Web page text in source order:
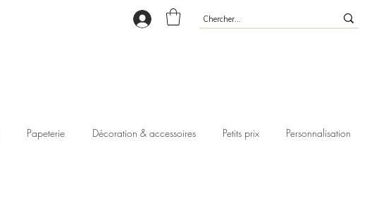
Papeterie Décoration & accessoires Petits prix Personnalisation